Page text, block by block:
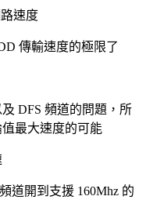
速度
傳輸速度的極限了
DFS 頻道的問題，所
最大速度的可能
道開到支援 160Mhz 的